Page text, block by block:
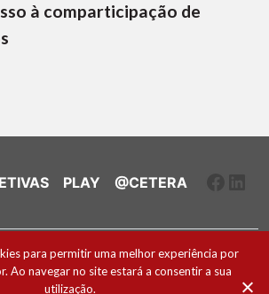
à comparticipação de
PLAY @CETERA
Editorial
para permitir uma melhor experiência por
Ao navegar no site estará a consentir a sua
utilização.